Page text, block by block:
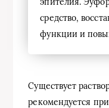
средство,
функции и
Существует
рекомендуется